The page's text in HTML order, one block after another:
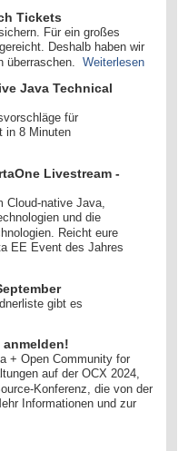
Tickets
Für ein großes
Deshalb haben wir
überraschen.
Weiterlesen
Java Technical
für
in 8 Minuten
Livestream -
Cloud-native Java,
und die
Reicht eure
EE Event des Jahres
gibt es
+ Open Community for
auf der OCX 2024,
Konferenz, die von der
Informationen und zur